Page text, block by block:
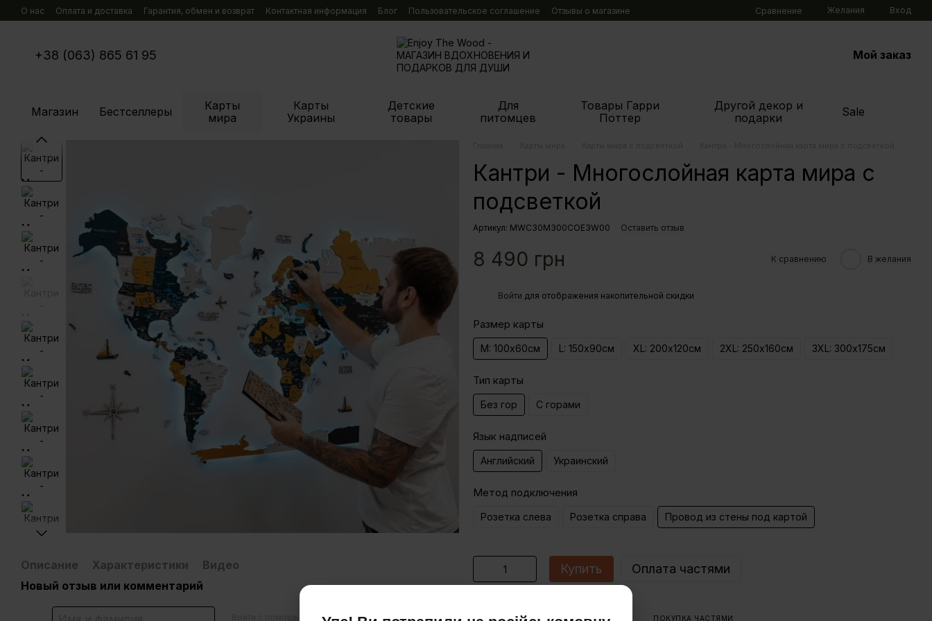
Перейти к основному контенту
О нас Оплата и доставка Гарантия, обмен и возврат Контактная информация Блог Пользовательское соглашение Отзывы о магазине Сравнение Желания Вход
+38 (063) 865 61 95 Мой заказ
Магазин Бестселлеры
Карты
мира
Карты
Украины
Детские
товары
Для
питомцев
Товары Гарри
Поттер
Другой декор и
подарки
Sale
Описание Характеристики
Видео
Новый отзыв или комментарий
Кантри - Многослойная карта мира с
подсветкой
Артикул: MWC30M300COE3W00 Оставить отзыв
8 490 грн К сравнению В желания
Войти для отображения накопительной скидки
Размер карты
M: 100х60см L: 150х90см XL: 200х120см 2ХL: 250х160см 3ХL: 300х175см
Тип карты
Без гор С горами
Язык надписей
Английский Украинский
Метод подключения
Розетка слева Розетка справа Провод из стены под картой
Купить Оплата частями
ОПЛАТА ЧАСТЯМИ ПОКУПКА ЧАСТЯМИ